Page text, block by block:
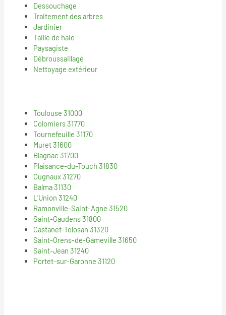
Dessouchage
Traitement des arbres
Jardinier
Taille de haie
Paysagiste
Débroussaillage
Nettoyage extérieur
Toulouse 31000
Colomiers 31770
Tournefeuille 31170
Muret 31600
Blagnac 31700
Plaisance-du-Touch 31830
Cugnaux 31270
Balma 31130
L’Union 31240
Ramonville-Saint-Agne 31520
Saint-Gaudens 31800
Castanet-Tolosan 31320
Saint-Orens-de-Gameville 31650
Saint-Jean 31240
Portet-sur-Garonne 31120